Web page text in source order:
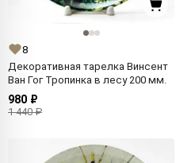
8
Декоративная тарелка Винсент
Ван Гог Тропинка в лесу 200 мм.
980 ₽
1 440 ₽